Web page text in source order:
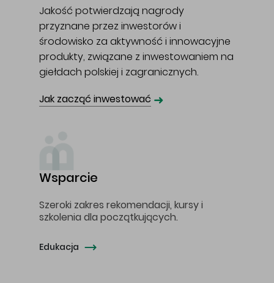
Jakość potwierdzają nagrody
przyznane przez inwestorów i
środowisko za aktywność i innowacyjne
produkty, związane z inwestowaniem na
giełdach polskiej i zagranicznych.
Jak zacząć inwestować ➜
Wsparcie
Szeroki zakres rekomendacji, kursy i
szkolenia dla początkujących.
Edukacja